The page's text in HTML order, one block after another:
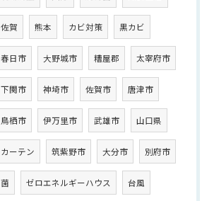
佐賀 熊本 カビ対策 黒カビ
春日市 大野城市 糟屋郡 太宰府市
下関市 神埼市 佐賀市 唐津市
鳥栖市 伊万里市 武雄市 山口県
カーテン 筑紫野市 大分市 別府市
菌 ゼロエネルギーハウス 台風